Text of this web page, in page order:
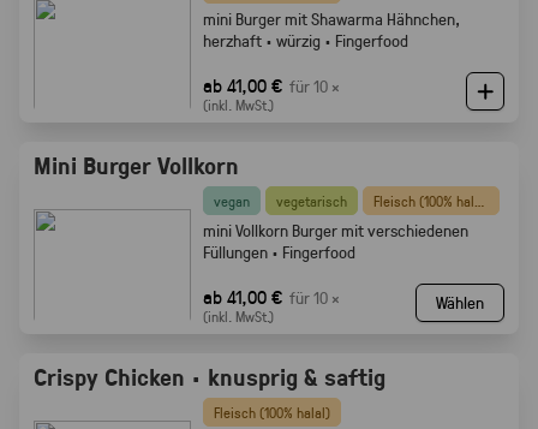
mini Burger mit Shawarma Hähnchen,
herzhaft · würzig · Fingerfood
ab 41,00 € für 10 ×
(inkl. MwSt.)
Mini Burger Vollkorn
vegan vegetarisch
mini Vollkorn Burger mit verschiedenen
Füllungen · Fingerfood
ab 41,00 € für 10 ×
(inkl. MwSt.)
Wählen
Crispy Chicken · knusprig & saftig
Fleisch (100% halal)